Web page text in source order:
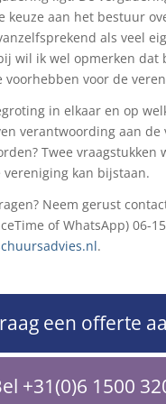
keuze aan het bestuur
als veel
wil ik wel opmerken dat
voorhebben voor de
in elkaar en op
verantwoording aan de
Twee vraagstukken
kan bijstaan.
Neem gerust
of WhatsApp) 06-
.
een offerte
+31(0)6 1500